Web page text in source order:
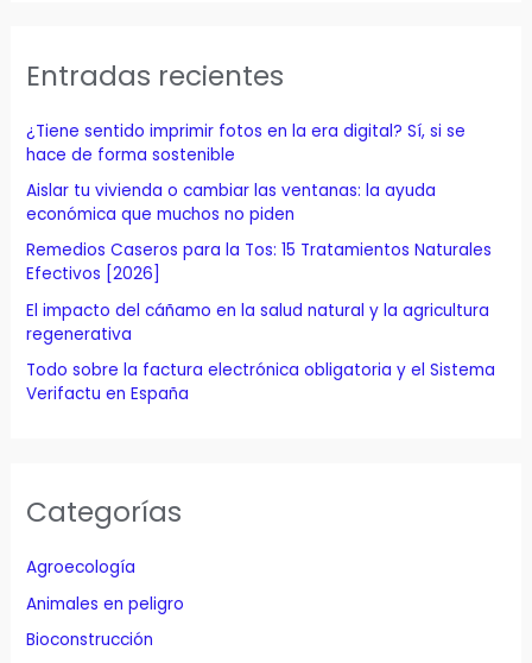
r
p
o
r
:
Entradas recientes
¿Tiene sentido imprimir fotos en la era digital? Sí, si se
hace de forma sostenible
Aislar tu vivienda o cambiar las ventanas: la ayuda
económica que muchos no piden
Remedios Caseros para la Tos: 15 Tratamientos Naturales
Efectivos [2026]
El impacto del cáñamo en la salud natural y la agricultura
regenerativa
Todo sobre la factura electrónica obligatoria y el Sistema
Verifactu en España
Categorías
Agroecología
Animales en peligro
Bioconstrucción